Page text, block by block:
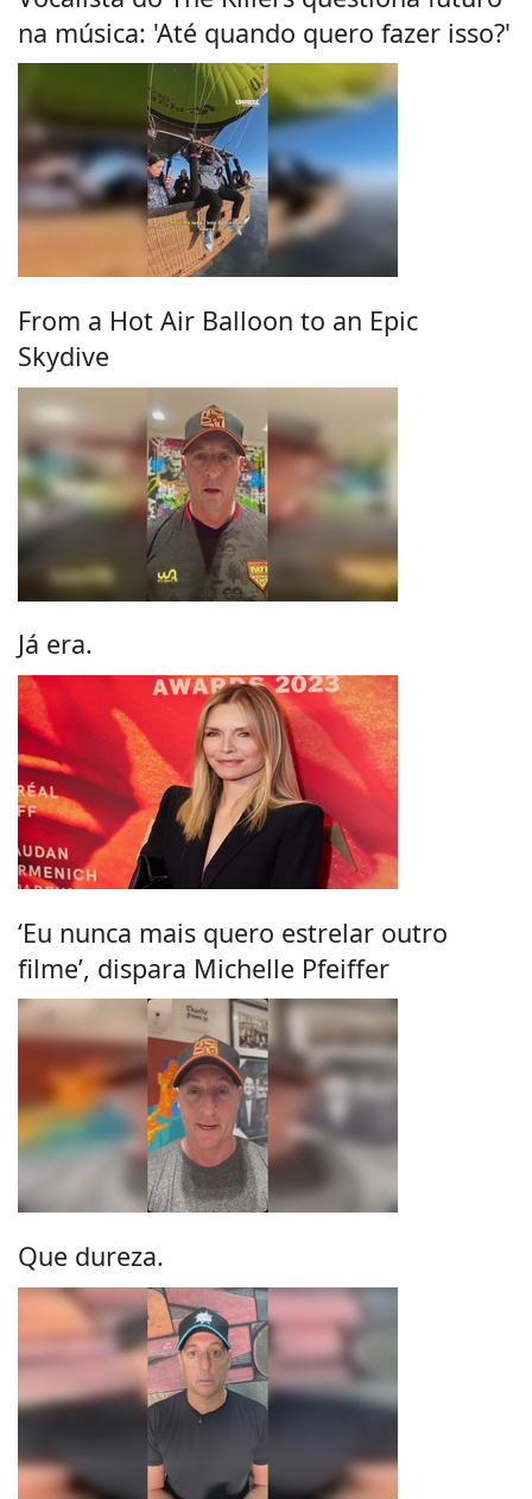
na música: 'Até quando quero fazer isso?'
From a Hot Air Balloon to an Epic
Skydive
Já era.
‘Eu nunca mais quero estrelar outro
filme’, dispara Michelle Pfeiffer
Que dureza.